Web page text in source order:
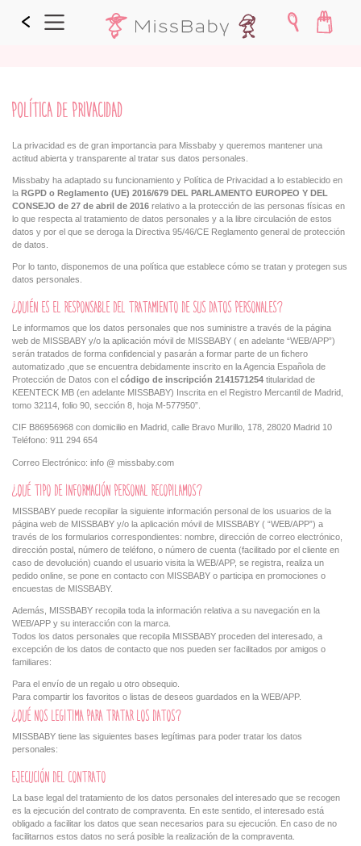
POLÍTICA DE PRIVACIDAD
La privacidad es de gran importancia para Missbaby y queremos mantener una
actitud abierta y transparente al tratar sus datos personales.
Missbaby ha adaptado su funcionamiento y Política de Privacidad a lo establecido en
la RGPD o Reglamento (UE) 2016/679 DEL PARLAMENTO EUROPEO Y DEL
CONSEJO de 27 de abril de 2016 relativo a la protección de las personas físicas en
lo que respecta al tratamiento de datos personales y a la libre circulación de estos
datos y por el que se deroga la Directiva 95/46/CE Reglamento general de protección
de datos.
Por lo tanto, disponemos de una política que establece cómo se tratan y protegen sus
datos personales.
¿QUIÉN ES EL RESPONSABLE DEL TRATAMIENTO DE SUS DATOS PERSONALES?
Le informamos que los datos personales que nos suministre a través de la página
web de MISSBABY y/o la aplicación móvil de MISSBABY ( en adelante “WEB/APP”)
serán tratados de forma confidencial y pasarán a formar parte de un fichero
automatizado ,que se encuentra debidamente inscrito en la Agencia Española de
Protección de Datos con el código de inscripción 2141571254 titularidad de
KEENTECK MB (en adelante MISSBABY) Inscrita en el Registro Mercantil de Madrid,
tomo 32114, folio 90, sección 8, hoja M-577950”.
CIF B86956968 con domicilio en Madrid, calle Bravo Murillo, 178, 28020 Madrid 10
Teléfono: 911 294 654
Correo Electrónico: info @ missbaby.com
¿QUÉ TIPO DE INFORMACIÓN PERSONAL RECOPILAMOS?
MISSBABY puede recopilar la siguiente información personal de los usuarios de la
página web de MISSBABY y/o la aplicación móvil de MISSBABY ( “WEB/APP”) a
través de los formularios correspondientes: nombre, dirección de correo electrónico,
dirección postal, número de teléfono, o número de cuenta (facilitado por el cliente en
caso de devolución) cuando el usuario visita la WEB/APP, se registra, realiza un
pedido online, se pone en contacto con MISSBABY o participa en promociones o
encuestas de MISSBABY.
Además, MISSBABY recopila toda la información relativa a su navegación en la
WEB/APP y su interacción con la marca.
Todos los datos personales que recopila MISSBABY proceden del interesado, a
excepción de los datos de contacto que nos pueden ser facilitados por amigos o
familiares:
Para el envío de un regalo u otro obsequio.
Para compartir los favoritos o listas de deseos guardados en la WEB/APP.
¿QUÉ NOS LEGITIMA PARA TRATAR LOS DATOS?
MISSBABY tiene las siguientes bases legítimas para poder tratar los datos
personales:
EJECUCIÓN DEL CONTRATO
La base legal del tratamiento de los datos personales del interesado que se recogen
es la ejecución del contrato de compraventa. En este sentido, el interesado está
obligado a facilitar los datos que sean necesarios para su ejecución. En caso de no
facilitarnos estos datos no será posible la realización de la compraventa.